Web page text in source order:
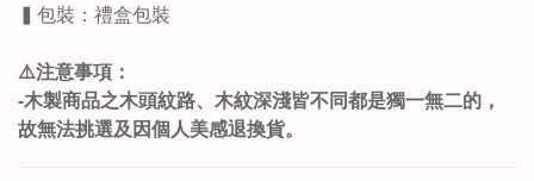
▍包裝：禮盒包裝
⚠️注意事項：
-木製商品之木頭紋路、木紋深淺皆不同都是獨一無二的，
故無法挑選及因個人美感退換貨。